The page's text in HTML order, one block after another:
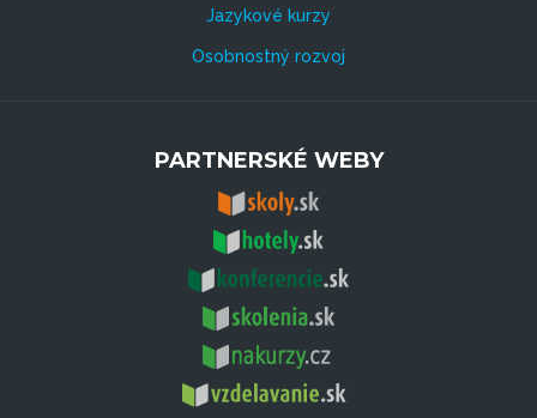
Jazykové kurzy
Osobnostný rozvoj
PARTNERSKÉ WEBY